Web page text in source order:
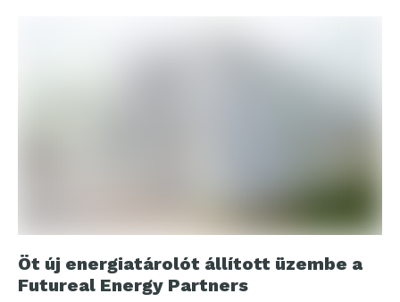
Öt új energiatárolót állított üzembe a
Futureal Energy Partners